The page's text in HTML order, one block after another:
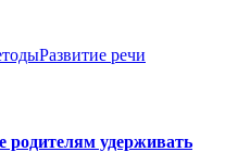
Развитие речи
родителям удерживать